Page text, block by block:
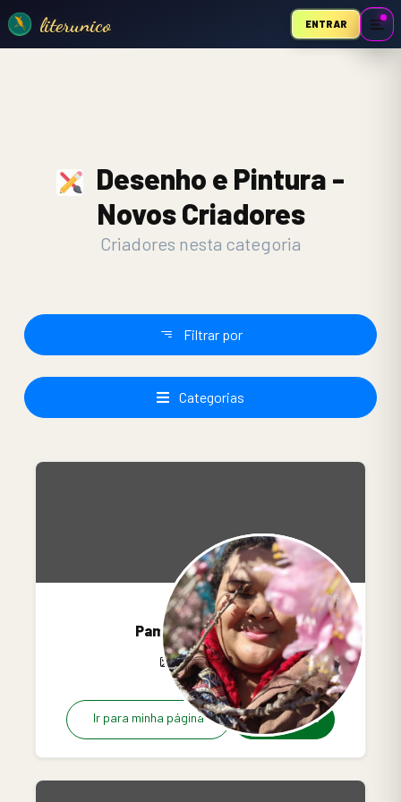
literunico ENTRAR
Desenho e Pintura -
Novos Criadores
Criadores nesta categoria
Filtrar por
Categorias
Pammella Marins
4 0 0
Ir para minha página R$18.00/mês